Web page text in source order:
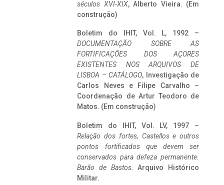
séculos XVI-XIX, Alberto Vieira. (Em
construção)
Boletim do IHIT, Vol. L, 1992 –
DOCUMENTAÇÃO SOBRE AS
FORTIFICAÇÕES DOS AÇORES
EXISTENTES NOS ARQUIVOS DE
LISBOA – CATÁLOGO, Investigação de
Carlos Neves e Filipe Carvalho –
Coordenação de Artur Teodoro de
Matos. (Em construção)
Boletim do IHIT, Vol. LV, 1997 –
Relação dos fortes, Castellos e outros
pontos fortificados que devem ser
conservados para defeza permanente.
Barão de Bastos. Arquivo Histórico
Militar.